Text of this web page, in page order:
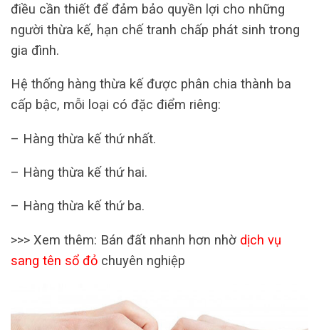
điều cần thiết để đảm bảo quyền lợi cho những
người thừa kế, hạn chế tranh chấp phát sinh trong
gia đình.
Hệ thống hàng thừa kế được phân chia thành ba
cấp bậc, mỗi loại có đặc điểm riêng:
– Hàng thừa kế thứ nhất.
– Hàng thừa kế thứ hai.
– Hàng thừa kế thứ ba.
>>> Xem thêm: Bán đất nhanh hơn nhờ dịch vụ
sang tên sổ đỏ chuyên nghiệp